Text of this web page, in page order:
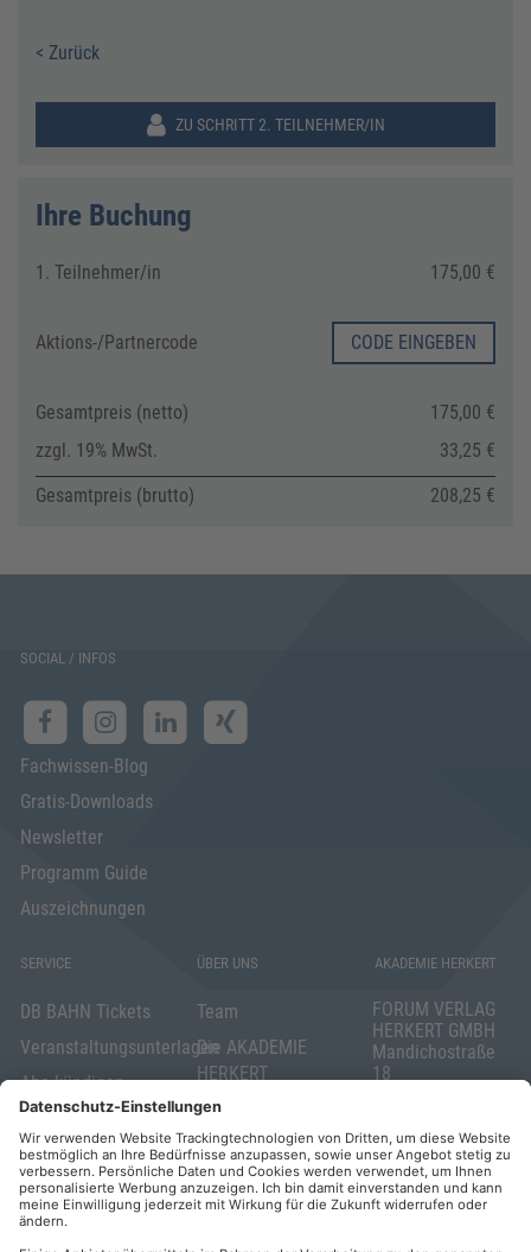
< Zurück
ZU SCHRITT 2. TEILNEHMER/IN
Ihre Buchung
1. Teilnehmer/in 175,00 €
Aktions-/Partnercode CODE EINGEBEN
Gesamtpreis (netto)
175,00 €
zzgl. 19% MwSt.
33,25 €
Gesamtpreis (brutto)
208,25 €
SOCIAL / INFOS
Fachwissen-Blog
Gratis-Downloads
Newsletter
Programm Guide
Auszeichnungen
SERVICE
DB BAHN Tickets
Veranstaltungsunterlagen
Abo kündigen
Widerrufsrecht
für Verbraucher
Elektronischer
Geschäftsverkehr
ÜBER UNS
Team
Die AKADEMIE
HERKERT
FORUM VERLAG
HERKERT
Kontakt
AKADEMIE HERKERT
FORUM VERLAG
HERKERT GMBH
Mandichostraße
18
Telefon: +49
(0)8233 381-123
Telefax: +49
(0)8233 381-222
E-Mail: